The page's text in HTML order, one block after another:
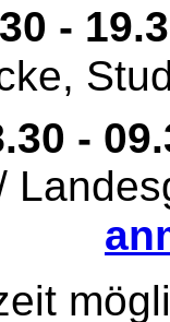
-
-